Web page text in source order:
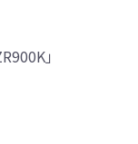
」
マニュア
を行って
きた全て
一切無